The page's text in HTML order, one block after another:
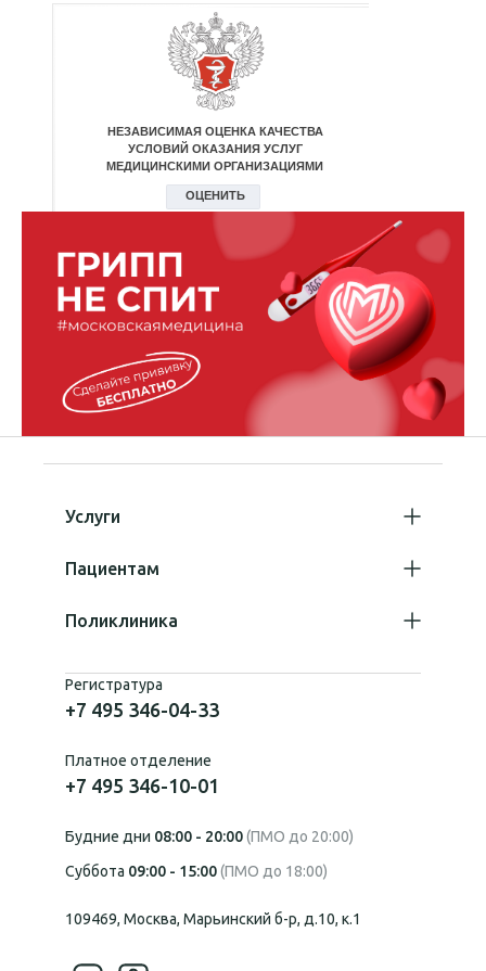
Услуги
Пациентам
Поликлиника
Регистратура
+7 495 346-04-33
Платное отделение
+7 495 346-10-01
Будние дни 08:00 - 20:00(ПМО до 20:00)
Суббота 09:00 - 15:00(ПМО до 18:00)
109469, Москва, Марьинский б-р, д.10, к.1